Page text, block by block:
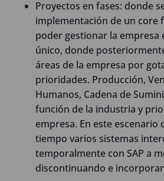
Proyectos en fases: donde
implementación de un core
poder gestionar la empresa
único, donde
áreas de la empresa por
prioridades. Producción,
Humanos, Cadena de
función de la industria y
empresa. En este escenario
tiempo varios sistemas
temporalmente con SAP a
discontinuando e